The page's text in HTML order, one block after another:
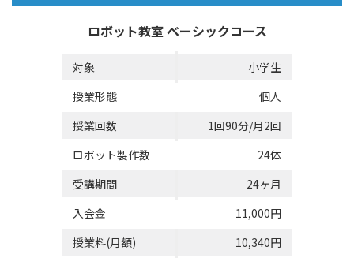
ロボット教室 ベーシックコース
対象
小学生
授業形態
個人
授業回数
1回90分/月2回
ロボット製作数
24体
受講期間
24ヶ月
入会金
11,000円
授業料(月額)
10,340円